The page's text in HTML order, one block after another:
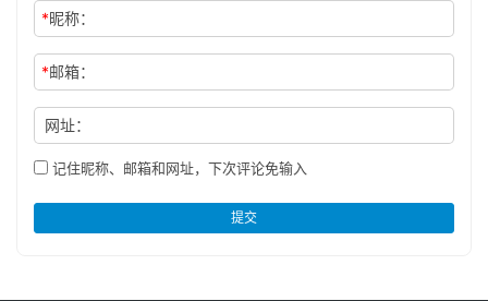
*昵称：
*邮箱：
网址：
记住昵称、邮箱和网址，下次评论免输入
提交